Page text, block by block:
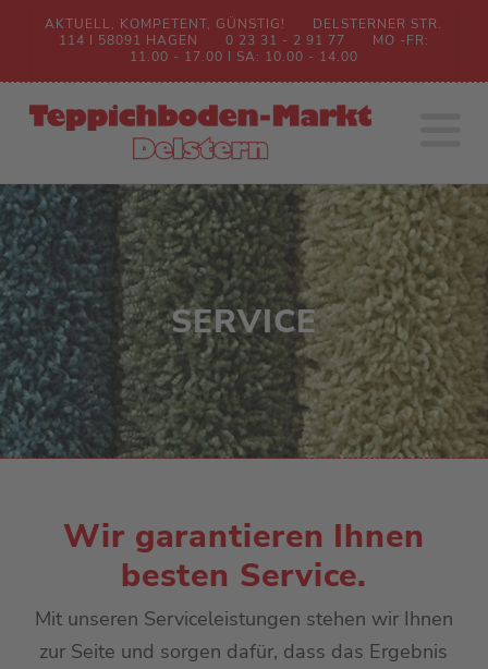
AKTUELL, KOMPETENT, GÜNSTIG!
DELSTERNER STR.
114 I 58091 HAGEN
0 23 31 - 2 91 77
MO -FR:
11.00 - 17.00 I SA: 10.00 - 14.00
SERVICE
Wir garantieren Ihnen
besten Service.
Mit unseren Serviceleistungen stehen wir Ihnen
zur Seite und sorgen dafür, dass das Ergebnis